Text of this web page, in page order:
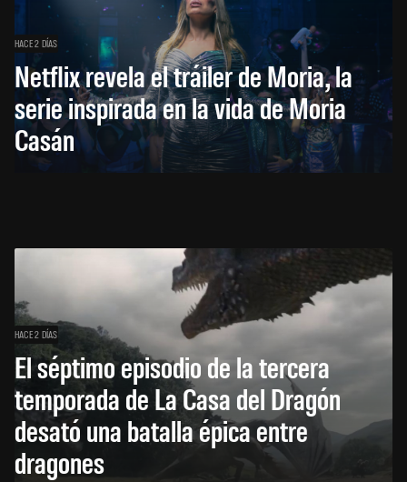
HACE 2 DÍAS
Netflix revela el tráiler de Moria, la
serie inspirada en la vida de Moria
Casán
HACE 2 DÍAS
El séptimo episodio de la tercera
temporada de La Casa del Dragón
desató una batalla épica entre
dragones